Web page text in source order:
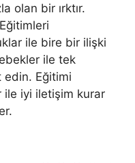
olan bir ırktır.
ile bire bir ilişki
ile tek
edin. Eğitimi
ile iyi iletişim kurar